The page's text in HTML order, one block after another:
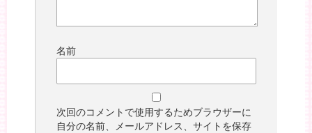
名前
次回のコメントで使用するためブラウザーに
自分の名前、メールアドレス、サイトを保存